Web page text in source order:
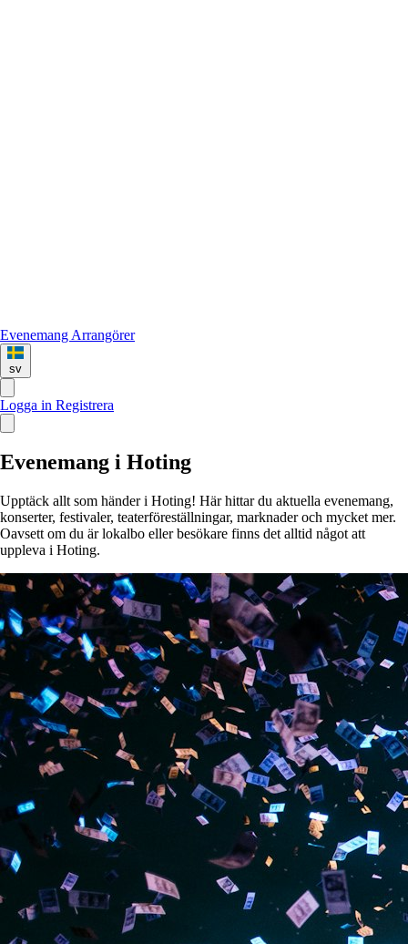
Evenemang Arrangörer
sv
Logga in Registrera
Evenemang i Hoting
Upptäck allt som händer i Hoting! Här hittar du aktuella evenemang,
konserter, festivaler, teaterföreställningar, marknader och mycket mer.
Oavsett om du är lokalbo eller besökare finns det alltid något att
uppleva i Hoting.